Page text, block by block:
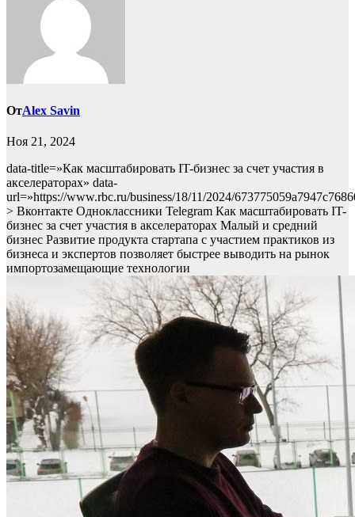
ОтAlex Savin
Ноя 21, 2024
data-title=»Как масштабировать IT-бизнес за счет участия в
акселераторах» data-
url=»https://www.rbc.ru/business/18/11/2024/
> Вконтакте Одноклассники Telegram Как масштабировать IT-
бизнес за счет участия в акселераторах Малый и средний
бизнес Развитие продукта стартапа с участием практиков из
бизнеса и экспертов позволяет быстрее выводить на рынок
импортозамещающие технологии